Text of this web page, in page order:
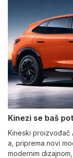
Kinezi se baš
Kineski proizvođač
a, priprema novi
modernim